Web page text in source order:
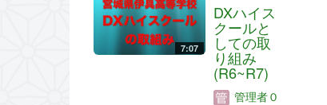
7:07
DXハイス
クールと
しての取
り組み
(R6~R7)
管理者０